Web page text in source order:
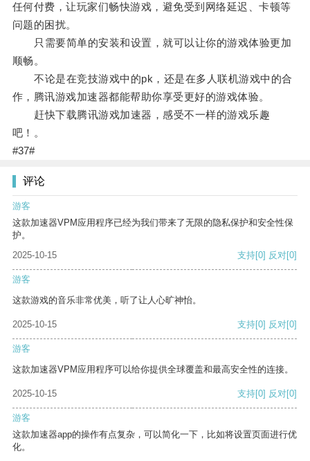
任何付费，让玩家们畅快游戏，避免受到网络延迟、卡顿等
问题的困扰。
只需要简单的安装和设置，就可以让你的游戏体验更加
顺畅。
不论是在竞技游戏中的pk，还是在多人联机游戏中的合
作，腾讯游戏加速器都能帮助你享受更好的游戏体验。
赶快下载腾讯游戏加速器，感受不一样的游戏乐趣
吧！。
#37#
评论
游客
这款加速器VPM应用程序已经为我们带来了无限的隐私保护和安全性保
护。
2025-10-15
支持[0] 反对[0]
游客
这款游戏的音乐非常优美，听了让人心旷神怡。
2025-10-15 支持[0] 反对[0]
游客
这款加速器VPM应用程序可以给你提供全球覆盖和最高安全性的连接。
2025-10-15 支持[0] 反对[0]
游客
这款加速器app的操作有点复杂，可以简化一下，比如将设置页面进行优
化。